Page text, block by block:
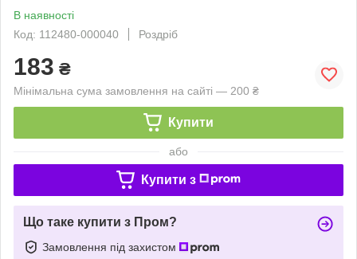
В наявності
Код: 112480-000040
Роздріб
183 ₴
Мінімальна сума замовлення на сайті — 200 ₴
Купити
або
Купити з
Що таке купити з Пром?
Замовлення під захистом